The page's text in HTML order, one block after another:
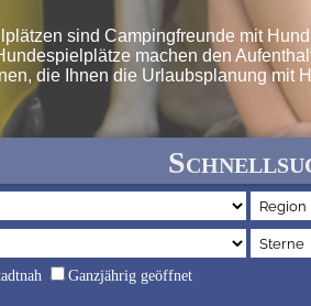
Ganzjährig geöffnet
sind Campingfreunde mit
machen den
die Ihnen die Urlaubsplanung mit